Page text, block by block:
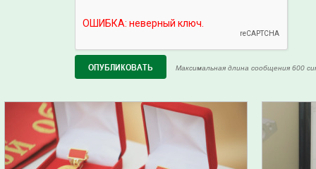
Максимальная длина сообщения 600